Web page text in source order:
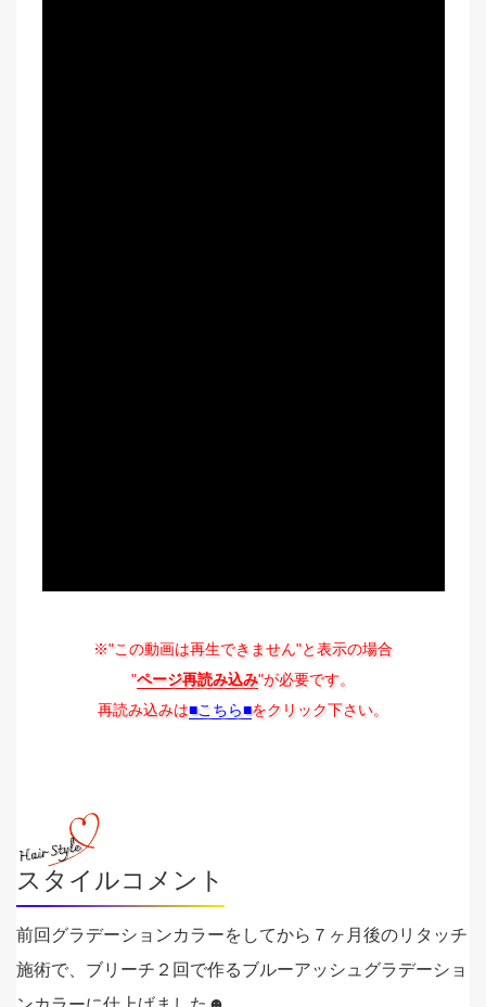
※"この動画は再生できません"と表示の場合
"ページ再読み込み"が必要です。
再読み込みは■こちら■をクリック下さい。
スタイルコメント
前回グラデーションカラーをしてから７ヶ月後のリタッチ
施術で、ブリーチ２回で作るブルーアッシュグラデーショ